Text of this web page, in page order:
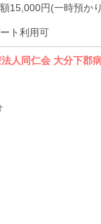
額15,000円(一時預か
ト利用可
法人同仁会 大分下郡